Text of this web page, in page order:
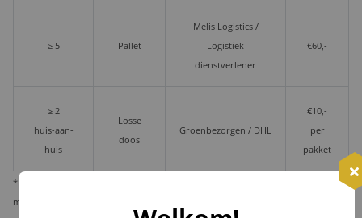
≥ 5 Pallet
Melis Logistics /
Logistiek
dienstverlener
€60,-
≥ 2
huis-aan-
huis
Losse
doos
Groenbezorgen / DHL
€10,-
per
pakket
* Wij verzenden 1 kerstpakket standaard per pakketdienst, maar bieden u de
mogelijkheid deze per pallet te laten leveren i.v.m. veiligheid en zekerheid.